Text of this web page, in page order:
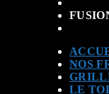
NOS
LE